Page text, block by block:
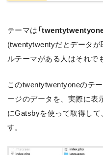
テーマは「
(twentytwentyだとデータ
ルテーマがある人はそれで
このtwentytwentyoneのテ
ージのデータを、実際に表
にGatsbyを使って取得し
す。